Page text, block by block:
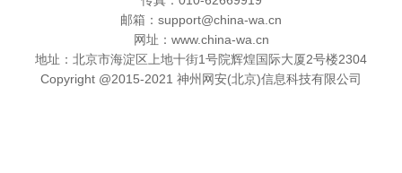
邮箱：support@china-wa.cn
网址：www.china-wa.cn
地址：北京市海淀区上地十街1号院辉煌国际大厦2号楼2304
Copyright @2015-2021 神州网安(北京)信息科技有限公司